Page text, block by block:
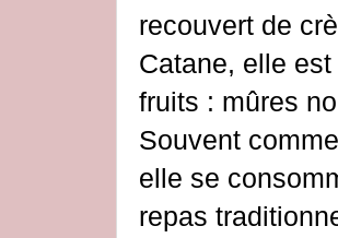
recouvert de
Catane, elle
fruits : mûres
Souvent
elle se
repas